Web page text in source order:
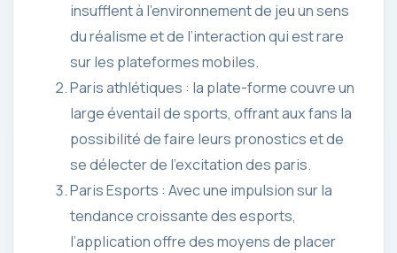
insufflent à l’environnement de jeu un sens
du réalisme et de l’interaction qui est rare
sur les plateformes mobiles.
Paris athlétiques : la plate-forme couvre un
large éventail de sports, offrant aux fans la
possibilité de faire leurs pronostics et de
se délecter de l’excitation des paris.
Paris Esports : Avec une impulsion sur la
tendance croissante des esports,
l’application offre des moyens de placer